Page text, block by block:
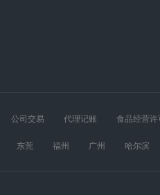
公司交易 代理记账 食品经营许
路运输经营许可证 股权设计 医疗
东莞 福州 广州 哈尔滨